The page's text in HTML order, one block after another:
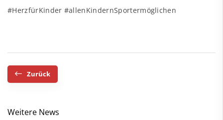
#HerzfürKinder #allenKindernSportermöglichen
Zurück
Weitere News